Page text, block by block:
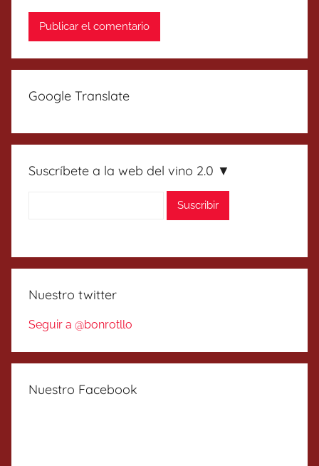
Google Translate
Suscríbete a la web del vino 2.0 ▼
Nuestro twitter
Seguir a @bonrotllo
Nuestro Facebook